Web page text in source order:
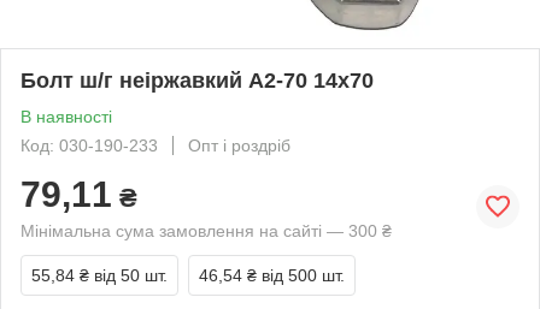
Болт ш/г неіржавкий A2-70 14х70
В наявності
Код: 030-190-233
Опт і роздріб
79,11 ₴
Мінімальна сума замовлення на сайті — 300 ₴
55,84 ₴ від 50 шт. 46,54 ₴ від 500 шт.